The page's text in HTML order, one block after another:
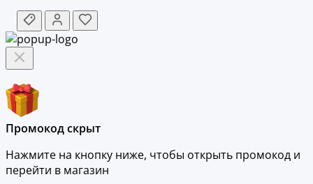
Промокод скрыт
Нажмите на кнопку ниже, чтобы открыть промокод и
перейти в магазин